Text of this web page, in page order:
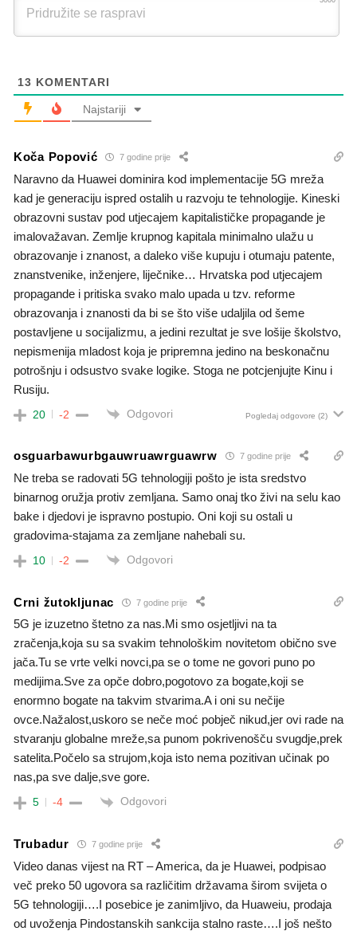
13 KOMENTARI
Najstariji
Koča Popović 7 godine prije
Naravno da Huawei dominira kod implementacije 5G mreža
kad je generaciju ispred ostalih u razvoju te tehnologije. Kineski
obrazovni sustav pod utjecajem kapitalističke propagande je
imalovažavan. Zemlje krupnog kapitala minimalno ulažu u
obrazovanje i znanost, a daleko više kupuju i otumaju patente,
znanstvenike, inženjere, liječnike… Hrvatska pod utjecajem
propagande i pritiska svako malo upada u tzv. reforme
obrazovanja i znanosti da bi se što više udaljila od šeme
postavljene u socijalizmu, a jedini rezultat je sve lošije školstvo,
nepismenija mladost koja je pripremna jedino na beskonačnu
potrošnju i odsustvo svake logike. Stoga ne potcjenjujte Kinu i
Rusiju.
20 -2 Odgovori Pogledaj odgovore (2)
osguarbawurbgauwruawrguawrw 7 godine prije
Ne treba se radovati 5G tehnologiji pošto je ista sredstvo
binarnog oružja protiv zemljana. Samo onaj tko živi na selu kao
bake i djedovi je ispravno postupio. Oni koji su ostali u
gradovima-stajama za zemljane nahebali su.
10 -2 Odgovori
Crni žutokljunac 7 godine prije
5G je izuzetno štetno za nas.Mi smo osjetljivi na ta
zračenja,koja su sa svakim tehnološkim novitetom obično sve
jača.Tu se vrte velki novci,pa se o tome ne govori puno po
medijima.Sve za opče dobro,pogotovo za bogate,koji se
enormno bogate na takvim stvarima.A i oni su nečije
ovce.Nažalost,uskoro se neče moć pobječ nikud,jer ovi rade na
stvaranju globalne mreže,sa punom pokrivenošču svugdje,prek
satelita.Počelo sa strujom,koja isto nema pozitivan učinak po
nas,pa sve dalje,sve gore.
5 -4 Odgovori
Trubadur 7 godine prije
Video danas vijest na RT – America, da je Huawei, podpisao
več preko 50 ugovora sa različitim državama širom svijeta o
5G tehnologiji….I posebice je zanimljivo, da Huaweiu, prodaja
od uvoženja Pindostanskih sankcija stalno raste….I još nešto